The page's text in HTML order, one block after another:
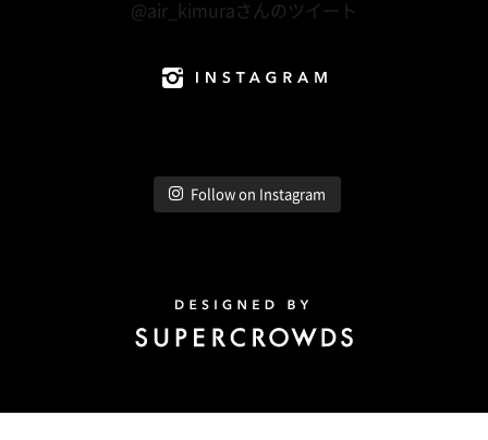
@air_kimuraさんのツイート
Follow on Instagram